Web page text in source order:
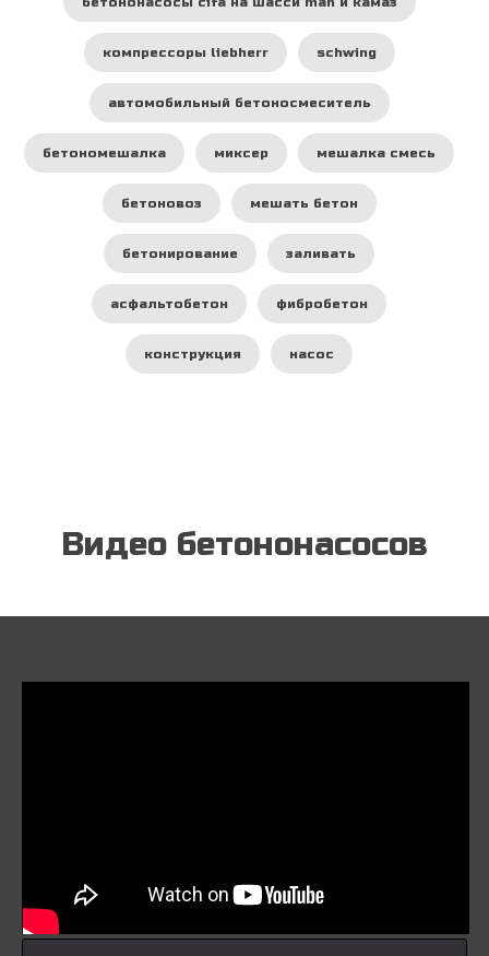
компрессоры liebherr schwing
автомобильный бетоносмеситель
бетономешалка миксер мешалка смесь
бетоновоз мешать бетон
бетонирование заливать
асфальтобетон фибробетон
конструкция насос
Видео бетононасосов